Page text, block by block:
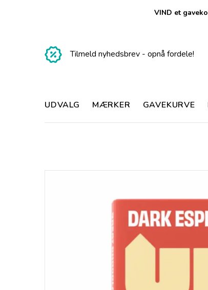
VIND et
Tilmeld nyhedsbrev - opnå fordele!
UDVALG MÆRKER GAVEKURVE